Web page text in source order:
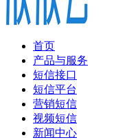
首页
产品与服务
短信接口
短信平台
营销短信
视频短信
新闻中心